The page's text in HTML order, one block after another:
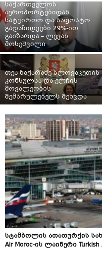
საქართველოს
აეროპორტებიდან
სატვირთო და საფოსტო
გადაზიდვები 29%-ით
გაიზარდა – ლევან
მოსეშვილი
თეა ზაქარაძე სლოვაკეთის
კონსულსა და ელჩის
მოვალეობის
შემსრულებელს შეხვდა
სტამბოლის ათათურქის
Air Moroc-ის ლაინერი Turkish